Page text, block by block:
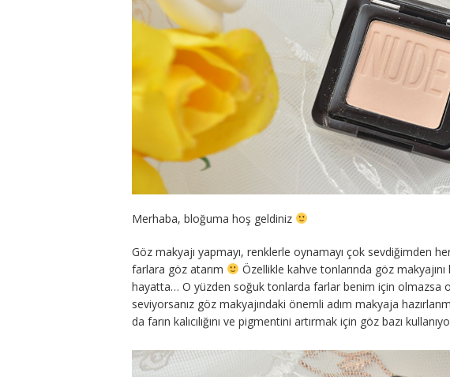
Merhaba, bloğuma hoş geldiniz
Göz makyajı yapmayı, renklerle oynamayı çok sevdiğimden
farlara göz atarım
Özellikle kahve tonlarında göz
hayatta… O yüzden soğuk tonlarda farlar benim için olmazsa
seviyorsanız göz makyajındaki önemli adım makyaja
da farın kalıcılığını ve pigmentini artırmak için göz bazı